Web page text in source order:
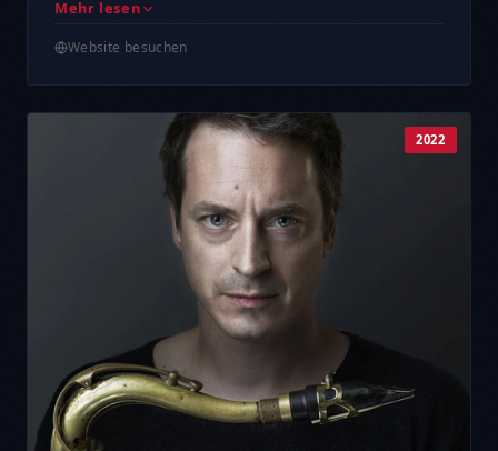
Mehr lesen
Website besuchen
2022